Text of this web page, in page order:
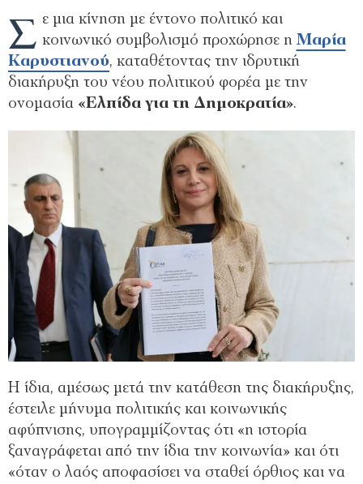
Σ ε μια κίνηση με έντονο πολιτικό και
κοινωνικό συμβολισμό προχώρησε η Μαρία
Καρυστιανού, καταθέτοντας την ιδρυτική
διακήρυξη του νέου πολιτικού φορέα με την
ονομασία «Ελπίδα για τη Δημοκρατία».
Η ίδια, αμέσως μετά την κατάθεση της διακήρυξης,
έστειλε μήνυμα πολιτικής και κοινωνικής
αφύπνισης, υπογραμμίζοντας ότι «η ιστορία
ξαναγράφεται από την ίδια την κοινωνία» και ότι
«όταν ο λαός αποφασίσει να σταθεί όρθιος και να